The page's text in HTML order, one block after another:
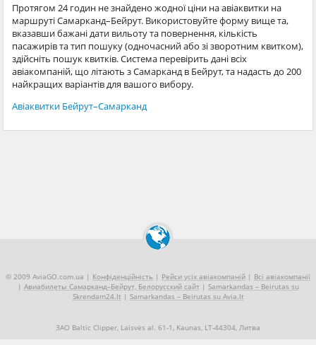
Протягом 24 годин не знайдено жодної ціни на авіаквитки на
маршруті Самарканд–Бейрут. Використовуйте форму вище та,
вказавши бажані дати вильоту та повернення, кількість
пасажирів та тип пошуку (одночасний або зі зворотним квитком),
здійсніть пошук квитків. Система перевірить дані всіх
авіакомпаній, що літають з Самарканд в Бейрут, та надасть до 200
найкращих варіантів для вашого вибору.
Авіаквитки Бейрут–Самарканд
© 2009 AviaGO.com.ua | Конфіденційність | Рейси усіх авіакомпаній | Всі авіакомпанії
| Авиабилеты Самарканд–Бейрут, Белорусский сайт| Samarkandas – Beirutas su
Skrendam24.lt | Samarkandas – Beirutas su Avia.lt
ЗАО Baltic Clipper, Laisvės al. 61-1, Kaunas, LT-44304, Литва